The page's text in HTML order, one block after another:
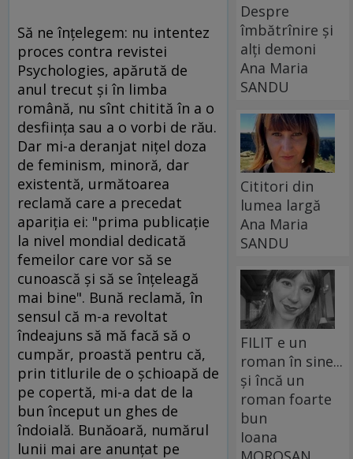
Să ne înţelegem: nu intentez
proces contra revistei
Psychologies, apărută de
anul trecut şi în limba
română, nu sînt chitită în a o
desfiinţa sau a o vorbi de rău.
Dar mi-a deranjat niţel doza
de feminism, minoră, dar
existentă, următoarea
reclamă care a precedat
apariţia ei: "prima publicaţie
la nivel mondial dedicată
femeilor care vor să se
cunoască şi să se înţeleagă
mai bine". Bună reclamă, în
sensul că m-a revoltat
îndeajuns să mă facă să o
cumpăr, proastă pentru că,
prin titlurile de o şchioapă de
pe copertă, mi-a dat de la
bun început un ghes de
îndoială. Bunăoară, numărul
lunii mai are anunţat pe
Despre
îmbătrînire și
alți demoni
Ana Maria
SANDU
Cititori din
lumea largă
Ana Maria
SANDU
FILIT e un
roman în sine...
și încă un
roman foarte
bun
Ioana